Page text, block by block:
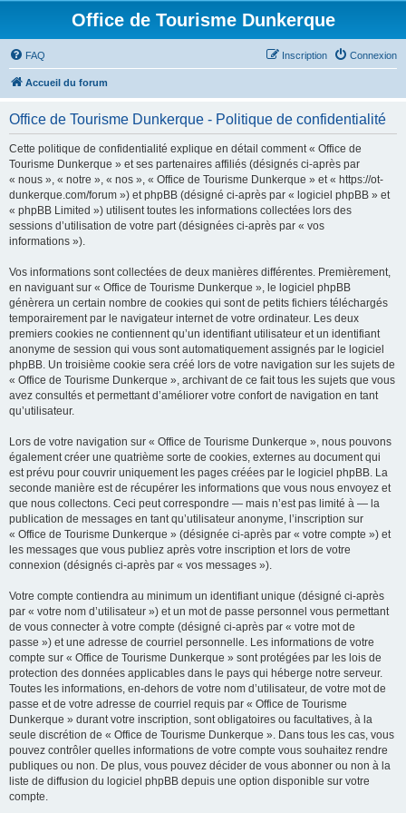
Office de Tourisme Dunkerque
FAQ Connexion
Inscription
Accueil du forum
Office de Tourisme Dunkerque - Politique de confidentialité
Cette politique de confidentialité explique en détail comment « Office de
Tourisme Dunkerque » et ses partenaires affiliés (désignés ci-après par
« nous », « notre », « nos », « Office de Tourisme Dunkerque » et « https://ot-
dunkerque.com/forum ») et phpBB (désigné ci-après par « logiciel phpBB » et
« phpBB Limited ») utilisent toutes les informations collectées lors des
sessions d’utilisation de votre part (désignées ci-après par « vos
informations »).
Vos informations sont collectées de deux manières différentes. Premièrement,
en naviguant sur « Office de Tourisme Dunkerque », le logiciel phpBB
génèrera un certain nombre de cookies qui sont de petits fichiers téléchargés
temporairement par le navigateur internet de votre ordinateur. Les deux
premiers cookies ne contiennent qu’un identifiant utilisateur et un identifiant
anonyme de session qui vous sont automatiquement assignés par le logiciel
phpBB. Un troisième cookie sera créé lors de votre navigation sur les sujets de
« Office de Tourisme Dunkerque », archivant de ce fait tous les sujets que vous
avez consultés et permettant d’améliorer votre confort de navigation en tant
qu’utilisateur.
Lors de votre navigation sur « Office de Tourisme Dunkerque », nous pouvons
également créer une quatrième sorte de cookies, externes au document qui
est prévu pour couvrir uniquement les pages créées par le logiciel phpBB. La
seconde manière est de récupérer les informations que vous nous envoyez et
que nous collectons. Ceci peut correspondre — mais n’est pas limité à — la
publication de messages en tant qu’utilisateur anonyme, l’inscription sur
« Office de Tourisme Dunkerque » (désignée ci-après par « votre compte ») et
les messages que vous publiez après votre inscription et lors de votre
connexion (désignés ci-après par « vos messages »).
Votre compte contiendra au minimum un identifiant unique (désigné ci-après
par « votre nom d’utilisateur ») et un mot de passe personnel vous permettant
de vous connecter à votre compte (désigné ci-après par « votre mot de
passe ») et une adresse de courriel personnelle. Les informations de votre
compte sur « Office de Tourisme Dunkerque » sont protégées par les lois de
protection des données applicables dans le pays qui héberge notre serveur.
Toutes les informations, en-dehors de votre nom d’utilisateur, de votre mot de
passe et de votre adresse de courriel requis par « Office de Tourisme
Dunkerque » durant votre inscription, sont obligatoires ou facultatives, à la
seule discrétion de « Office de Tourisme Dunkerque ». Dans tous les cas, vous
pouvez contrôler quelles informations de votre compte vous souhaitez rendre
publiques ou non. De plus, vous pouvez décider de vous abonner ou non à la
liste de diffusion du logiciel phpBB depuis une option disponible sur votre
compte.